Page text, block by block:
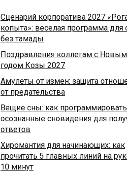
Сценарий корпоратива 2027
копыта»: веселая программа для
без тамады
Поздравления коллегам с Новым
годом Козы 2027
Амулеты от измен: защита
от предательства
Вещие сны: как программировать
осознанные сновидения для
ответов
Хиромантия для начинающих: как
прочитать 5 главных линий на
10 минут